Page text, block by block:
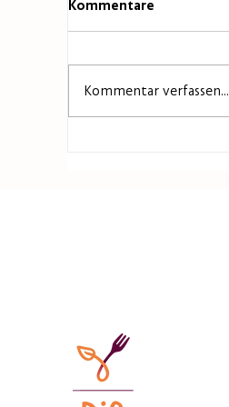
Kommentare
Kommentar verfassen...